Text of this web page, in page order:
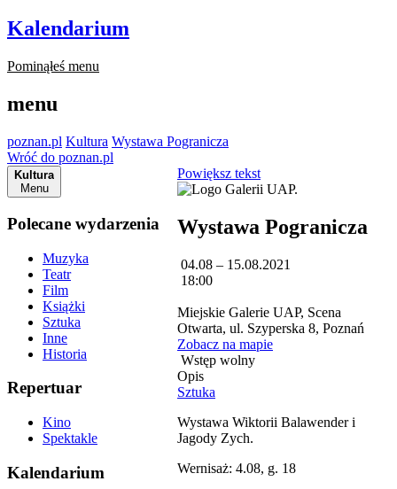
Kalendarium
Pominąłeś menu
menu
poznan.pl Kultura Wystawa Pogranicza
Wróć do poznan.pl
Kultura
Menu
Polecane wydarzenia
Muzyka
Teatr
Film
Książki
Sztuka
Inne
Historia
Repertuar
Kino
Spektakle
Kalendarium
Powiększ tekst
Wystawa Pogranicza
04.08 – 15.08.2021
18:00
Miejskie Galerie UAP, Scena
Otwarta, ul. Szyperska 8, Poznań
Zobacz na mapie
Wstęp wolny
Opis
Sztuka
Wystawa Wiktorii Balawender i
Jagody Zych.
Wernisaż: 4.08, g. 18